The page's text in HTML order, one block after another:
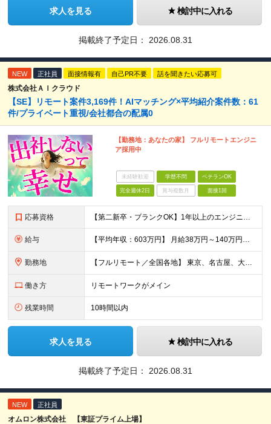
求人を見る 検討中に入れる
掲載終了予定日： 2026.08.31
NEW 正社員 面接情報有 自己PR不要 話を聞きたい応募可
株式会社ＡＩクラウド
【SE】リモート案件3,169件！AIマッチング×平均紹介案件数：61
件/プライベート重視/会社都合の配属0
【勤務地：あなたの家】 フルリモートエンジニ
ア採用中
未経験歓迎 学歴不問 ベテランOK
完全週休2日 賞与複数月 面接1回
応募資格 【第二新卒・ブランクOK】1年以上のエンジニア経験がある方(開発・インフラ・工程・言語一切不問） 文理・学歴不問 【歓迎条件】 ◆AI・クラウド案件に参画したい方 ◆下流工程から上流工程へステップア
給与 【平均年収：603万円】 月給38万円～140万円＋諸手当（経験者） 【平均年収603万円】 ※案件の契約内容や昇給額などはすべて開示します。 ※経験や能力を考慮し決定します。 ※月給には固定残業
勤務地 【フルリモート／全国各地】 東京、名古屋、大阪、福岡を中心とした全国のプロジェクトにアサイン。 ※プロジェクトは完全選択制です。 ※フルリモート、ハイブリッド型、常駐案件から自由に選択可能です。 ※転
働き方 リモートワークがメイン
残業時間 10時間以内
求人を見る 検討中に入れる
掲載終了予定日： 2026.08.31
NEW 正社員
オムロン株式会社 【東証プライム上場】